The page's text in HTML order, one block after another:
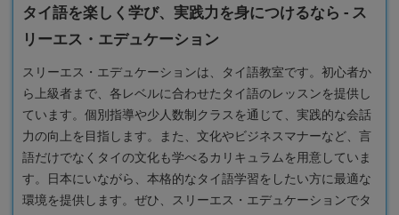
タイ語を楽しく学び、実践力を身につけるなら - ス
リーエス・エデュケーション
スリーエス・エデュケーションは、タイ語教室です。初心者か
ら上級者まで、各レベルに合わせたタイ語のレッスンを提供し
ています。個別指導や少人数制クラスを通じて、実践的な会話
力の向上を目指します。また、文化やビジネスマナーなど、言
語だけでなくタイの文化も学べるカリキュラムを用意していま
す。日本にいながら、本格的なタイ語学習をしたい方に最適な
環境を提供します。ぜひ、スリーエス・エデュケーションでタ